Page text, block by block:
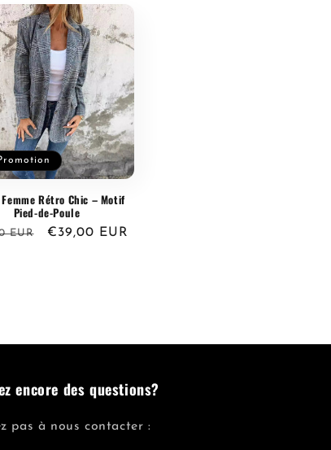
Rétro Chic – Motif
Pied-de-Poule
EUR
Prix
€39,00 EUR
encore des questions?
pas à nous contacter :